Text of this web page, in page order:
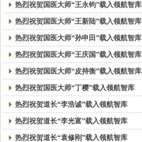
热烈祝贺国医大师“王永钧”载入领航智库
热烈祝贺国医大师“王新陆”载入领航智库
热烈祝贺国医大师“孙申田”载入领航智库
热烈祝贺国医大师“王庆国”载入领航智库
热烈祝贺国医大师“皮持衡”载入领航智库
热烈祝贺国医大师“丁樱”载入领航智库
热烈祝贺道长“李浩诚”载入领航智库
热烈祝贺道长“李光富”载入领航智库
热烈祝贺道长“袁修刚”载入领航智库